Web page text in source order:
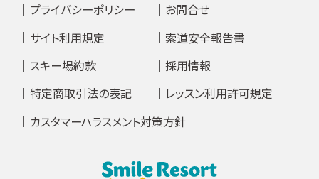
プライバシーポリシー
サイト利用規定
スキー場約款
特定商取引法の表記
レッスン利用許可規定
お問合せ
索道安全報告書
採用情報
カスタマーハラスメント対策方針